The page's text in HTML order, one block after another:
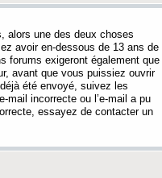
alors une des deux choses
avoir en-dessous de 13 ans de
forums exigeront également que
avant que vous puissiez ouvrir
été envoyé, suivez les
mail incorrecte ou l’e-mail a pu
essayez de contacter un